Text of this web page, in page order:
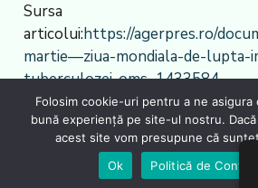
Sursa
articolui:https://agerpres.ro/
martie—ziua-mondiala-de-lupta-
tuberculozei-oms–1433584
Folosim cookie-uri pentru a ne asigura
bună experiență pe site-ul nostru.
acest site vom presupune că
Ok
Politică de